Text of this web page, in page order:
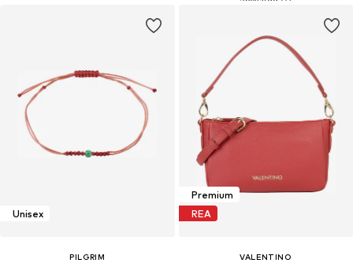
Unisex
PILGRIM
Premium
REA
VALENTINO